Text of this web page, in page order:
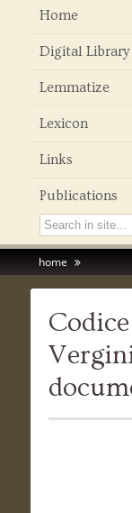
Home
Digital Library
Lemmatize
Lexicon
Links
Publications
home